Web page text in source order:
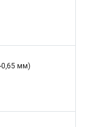
0,65 мм)